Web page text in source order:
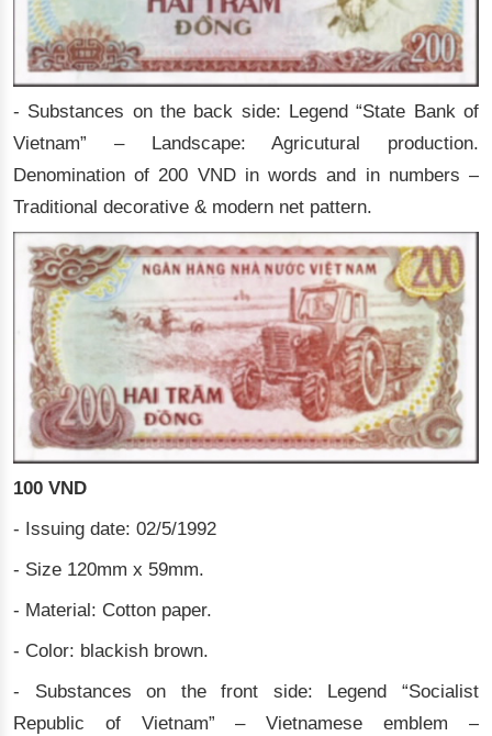
- Substances on the back side: Legend “State Bank of
Vietnam” – Landscape: Agricutural production.
Denomination of 200 VND in words and in numbers –
Traditional decorative & modern net pattern.
100 VND
- Issuing date: 02/5/1992
- Size 120mm x 59mm.
- Material: Cotton paper.
- Color: blackish brown.
- Substances on the front side: Legend “Socialist
Republic of Vietnam” – Vietnamese emblem –